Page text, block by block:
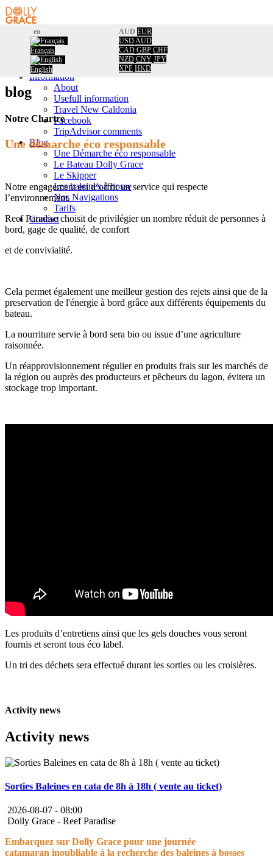
en
Français
English
AUD EUR
USDAUD
CAD GBP CHF
NZD CNY JPY
XPF HKD
Home
Booking
Calendar
Information
About
Usefull information
Travel New Caldonia
Facebook
TripAdvisor comments
Blog
Une Démarche éco responsable
Le Bateau Dolly Grace
Le Skipper
Les baleines à bosse
Nos Navigations
Tarifs
Contact
Home/
Notre Chartre
blog
Notre Chartre
Une démarche éco responsable
Notre engagement est d’offrir un service qui respecte
l’environnement.
Reef Paradise choisit de privilégier un nombre réduit de personnes à
bord, gage de qualité, de confort
et de convivialité.
Cela permet également une meilleur gestion des rejets ainsi que de la
preservation de l'énergie à bord grâce aux différents équipements du
bateau.
La nourriture servie à bord sera bio ou issue d’une agriculture
raisonnée.
Un réapprovisionnement régulier en produits frais sur les marchés de
la région ou auprès des producteurs et pêcheurs du lagon, évitera un
stockage trop important.
Les produits d’entretiens ainsi que les gels douches vous seront
fournis et seront tous éco label.
Un tri des déchets sera effectué durant les sorties ou les croisières.
Activity news
Activity news
Sorties Baleines en cata de 8h à 18h ( vente au ticket)
2026-08-07 - 08:00
Dolly Grace - Reef Paradise
Embarquez sur Dolly Grace pour une journée
catamaran inoubliable à la recherche des baleines à bosses